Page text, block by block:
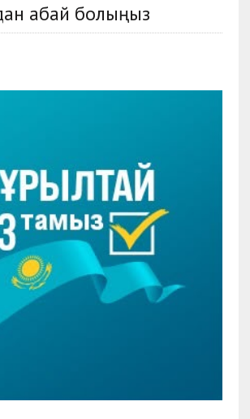
абай болыңыз